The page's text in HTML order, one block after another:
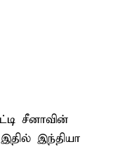
சீனாவின்
இந்தியா